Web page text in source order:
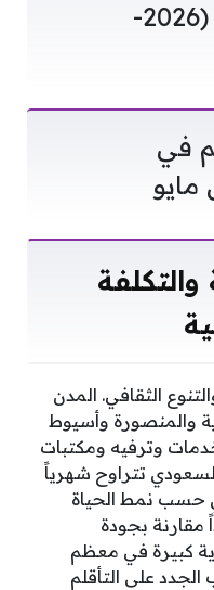
الأهلية للعام 1448هـ (2026-
في
والتكلفة
الثقافي. المدن
والمنصورة وأسيوط
وترفيه ومكتبات
تتراوح شهرياً
سعودي حسب نمط الحياة
مقارنة بجودة
كبيرة في معظم
على التأقلم